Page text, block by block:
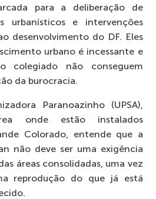
para a deliberação de
urbanísticos e intervenções
desenvolvimento do DF. Eles
urbano é incessante e
colegiado não conseguem
da burocracia.
Paranoazinho (UPSA),
onde estão instalados
Colorado, entende que a
não deve ser uma exigência
áreas consolidadas, uma vez
reprodução do que já está